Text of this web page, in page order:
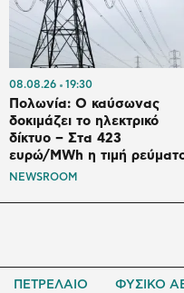
08.08.26 19:30
Πολωνία: Ο καύσωνας
δοκιμάζει το ηλεκτρικό
δίκτυο – Στα 423
ευρώ/MWh η τιμή
NEWSROOM
ΠΕΤΡΕΛΑΙΟ ΦΥΣΙΚΟ